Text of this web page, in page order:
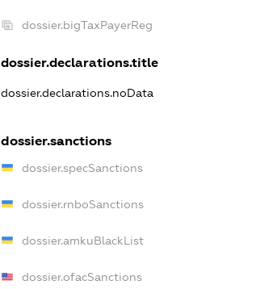
dossier.bigTaxPayerReg
dossier.declarations.title
dossier.declarations.noData
dossier.sanctions
dossier.specSanctions
dossier.rnboSanctions
dossier.amkuBlackList
dossier.ofacSanctions